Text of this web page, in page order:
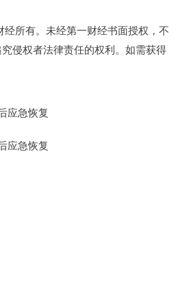
所有。未经第一财经书面授权，不
侵权者法律责任的权利。如需获得
应急恢复
应急恢复